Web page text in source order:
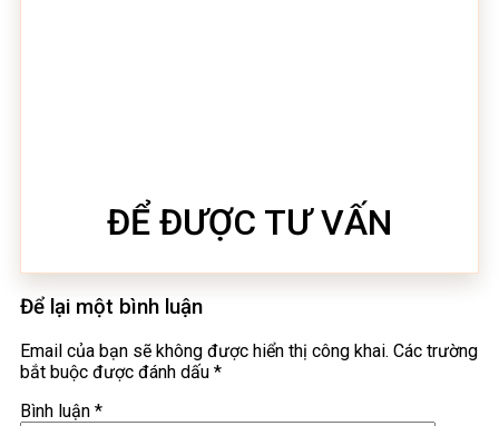
ĐỂ ĐƯỢC TƯ VẤN
Để lại một bình luận
Email của bạn sẽ không được hiển thị công khai. Các trường
bắt buộc được đánh dấu *
Bình luận *